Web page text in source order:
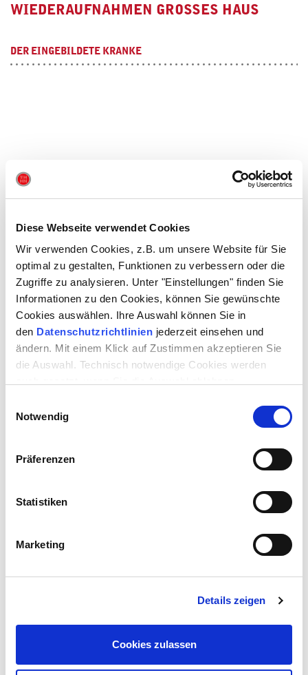
Diese Webseite verwendet Cookies
Wir verwenden Cookies, z.B. um unsere Website für Sie
optimal zu gestalten, Funktionen zu verbessern oder die
Zugriffe zu analysieren. Unter "Einstellungen" finden Sie
Informationen zu den Cookies, können Sie gewünschte
Cookies auswählen. Ihre Auswahl können Sie in
den Datenschutzrichtlinien jederzeit einsehen und
ändern. Mit einem Klick auf Zustimmen akzeptieren Sie
die Auswahl. Technisch notwendige Cookies werden
Notwendig
Präferenzen
Statistiken
Marketing
Details zeigen
Cookies zulassen
WIEDERAUFNAHMEN GROSSES HAUS
DER EINGEBILDETE KRANKE
UM 20:00 UHR
HIMMLISCHE ZEITEN ─ ALTWERDEN IST NICHTS FÜR
FEIGLINGE ─ 03.10.2024
NEIN ZUM GELD! ─ 22.11.2024
DER SITTICH ─ 17.01.2025
KARDINALFEHLER ─ 27.02.2025
WIEDERAUFNAHMEN IM KOMÖDIENHAUS
PREMIEREN IN DER BOXX │ UHRZEIT